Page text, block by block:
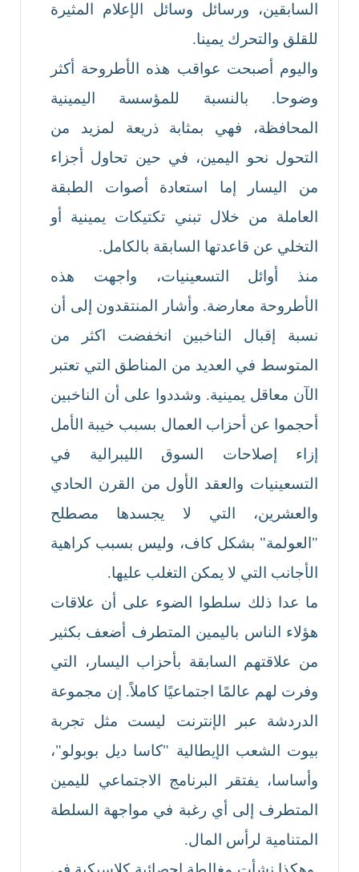
السابقين، ورسائل وسائل الإعلام المثيرة
للقلق والتحرك يمينا.
واليوم أصبحت عواقب هذه الأطروحة أكثر
وضوحا. بالنسبة للمؤسسة اليمينية
المحافظة، فهي بمثابة ذريعة لمزيد من
التحول نحو اليمين، في حين تحاول أجزاء
من اليسار إما استعادة أصوات الطبقة
العاملة من خلال تبني تكتيكات يمينية أو
التخلي عن قاعدتها السابقة بالكامل.
منذ أوائل التسعينيات، واجهت هذه
الأطروحة معارضة. وأشار المنتقدون إلى أن
نسبة إقبال الناخبين انخفضت اكثر من
المتوسط ​​في العديد من المناطق التي تعتبر
الآن معاقل يمينية. وشددوا على أن الناخبين
أحجموا عن أحزاب العمال بسبب خيبة الأمل
إزاء إصلاحات السوق الليبرالية في
التسعينيات والعقد الأول من القرن الحادي
والعشرين، التي لا يجسدها مصطلح
"العولمة" بشكل كاف، وليس بسبب كراهية
الأجانب التي لا يمكن التغلب عليها.
ما عدا ذلك سلطوا الضوء على أن علاقات
هؤلاء الناس باليمين المتطرف أضعف بكثير
من علاقتهم السابقة بأحزاب اليسار، التي
وفرت لهم عالمًا اجتماعيًا كاملاً. إن مجموعة
الدردشة عبر الإنترنت ليست مثل تجربة
بيوت الشعب الإيطالية "كاسا ديل بوبولو"،
وأساسا، يفتقر البرنامج الاجتماعي لليمين
المتطرف إلى أي رغبة في مواجهة السلطة
المتنامية لرأس المال.